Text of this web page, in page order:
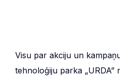
Visu par akciju un
tehnoloģiju parka „URDA”